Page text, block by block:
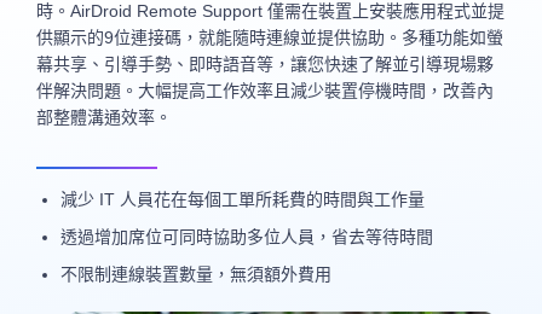
時。AirDroid Remote Support 僅需在裝置上安裝應用程式並提
供顯示的9位連接碼，就能隨時連線並提供協助。多種功能如螢
幕共享、引導手勢、即時語音等，讓您快速了解並引導現場夥
伴解決問題。大幅提高工作效率且減少裝置停機時間，改善內
部整體溝通效率。
減少 IT 人員花在每個工單所耗費的時間與工作量
透過增加席位可同時協助多位人員，省去等待時間
不限制連線裝置數量，無須額外費用